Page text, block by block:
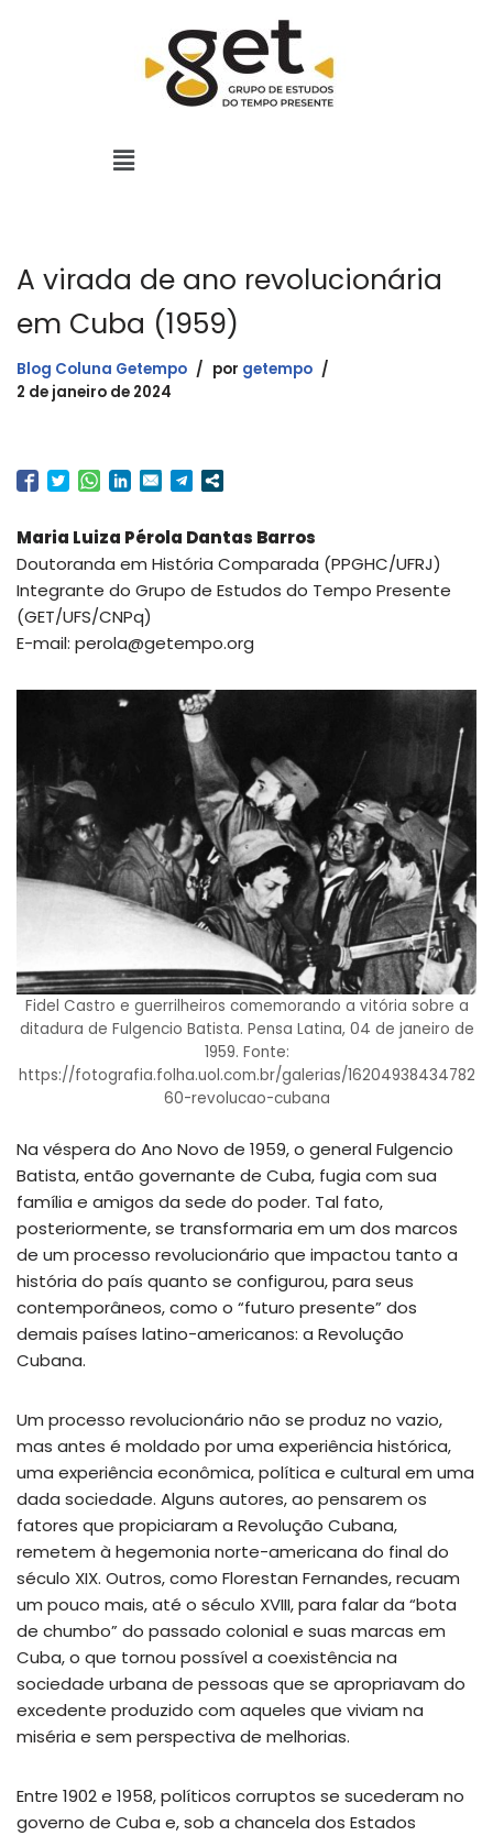
A virada de ano revolucionária
em Cuba (1959)
Blog Coluna Getempo por getempo
2 de janeiro de 2024
Maria Luiza Pérola Dantas Barros
Doutoranda em História Comparada (PPGHC/UFRJ)
Integrante do Grupo de Estudos do Tempo Presente
(GET/UFS/CNPq)
E-mail: perola@getempo.org
Fidel Castro e guerrilheiros comemorando a vitória sobre a
ditadura de Fulgencio Batista. Pensa Latina, 04 de janeiro de
1959. Fonte:
https://fotografia.folha.uol.com.br/galerias/16204938434782
60-revolucao-cubana
Na véspera do Ano Novo de 1959, o general Fulgencio
Batista, então governante de Cuba, fugia com sua
família e amigos da sede do poder. Tal fato,
posteriormente, se transformaria em um dos marcos
de um processo revolucionário que impactou tanto a
história do país quanto se configurou, para seus
contemporâneos, como o “futuro presente” dos
demais países latino-americanos: a Revolução
Cubana.
Um processo revolucionário não se produz no vazio,
mas antes é moldado por uma experiência histórica,
uma experiência econômica, política e cultural em uma
dada sociedade. Alguns autores, ao pensarem os
fatores que propiciaram a Revolução Cubana,
remetem à hegemonia norte-americana do final do
século XIX. Outros, como Florestan Fernandes, recuam
um pouco mais, até o século XVIII, para falar da “bota
de chumbo” do passado colonial e suas marcas em
Cuba, o que tornou possível a coexistência na
sociedade urbana de pessoas que se apropriavam do
excedente produzido com aqueles que viviam na
miséria e sem perspectiva de melhorias.
Entre 1902 e 1958, políticos corruptos se sucederam no
governo de Cuba e, sob a chancela dos Estados